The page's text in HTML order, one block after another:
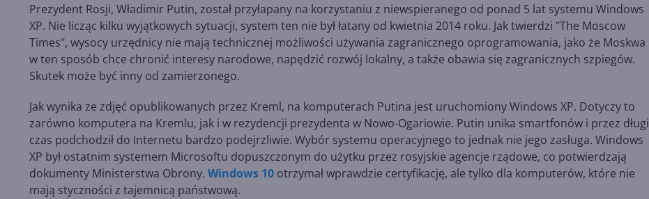
Prezydent Rosji, Władimir Putin, został przyłapany na korzystaniu z niewspieranego od ponad 5 lat systemu Windows
XP. Nie licząc kilku wyjątkowych sytuacji, system ten nie był łatany od kwietnia 2014 roku. Jak twierdzi "The Moscow
Times", wysocy urzędnicy nie mają technicznej możliwości używania zagranicznego oprogramowania, jako że Moskwa
w ten sposób chce chronić interesy narodowe, napędzić rozwój lokalny, a także obawia się zagranicznych szpiegów.
Skutek może być inny od zamierzonego.
Jak wynika ze zdjęć opublikowanych przez Kreml, na komputerach Putina jest uruchomiony Windows XP. Dotyczy to
zarówno komputera na Kremlu, jak i w rezydencji prezydenta w Nowo-Ogariowie. Putin unika smartfonów i przez długi
czas podchodził do Internetu bardzo podejrzliwie. Wybór systemu operacyjnego to jednak nie jego zasługa. Windows
XP był ostatnim systemem Microsoftu dopuszczonym do użytku przez rosyjskie agencje rządowe, co potwierdzają
dokumenty Ministerstwa Obrony. Windows 10 otrzymał wprawdzie certyfikację, ale tylko dla komputerów, które nie
mają styczności z tajemnicą państwową.